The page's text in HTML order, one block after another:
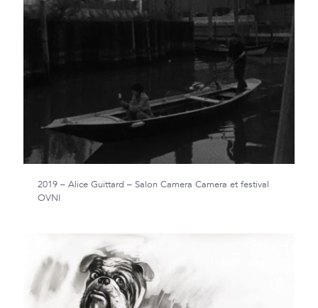
2019 – Alice Guittard – Salon Camera Camera et festival
OVNI